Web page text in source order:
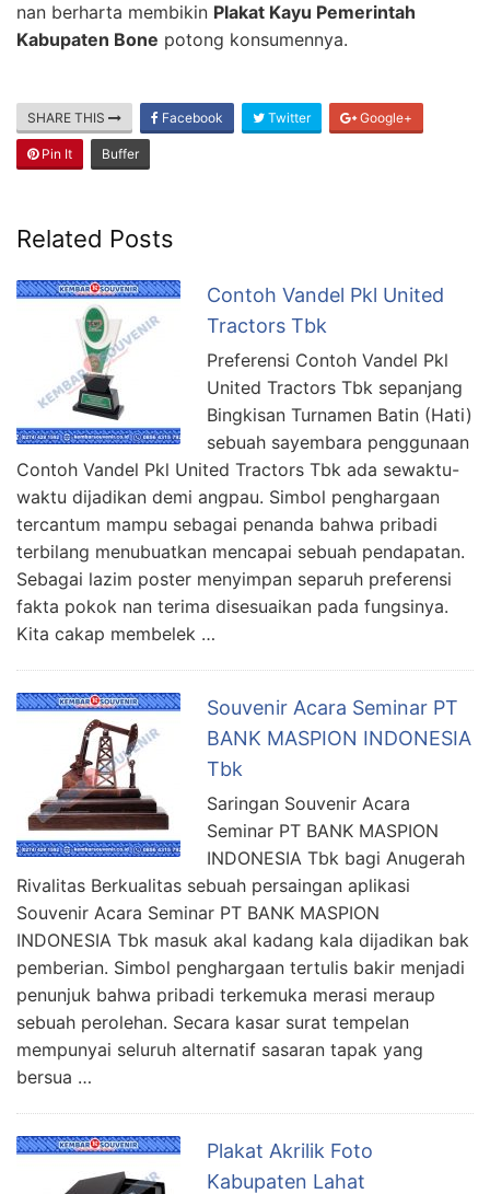
nan berharta membikin Plakat Kayu Pemerintah
Kabupaten Bone potong konsumennya.
SHARE THIS Facebook Twitter Google+
Pin It Buffer
Related Posts
Contoh Vandel Pkl United
Tractors Tbk
Preferensi Contoh Vandel Pkl
United Tractors Tbk sepanjang
Bingkisan Turnamen Batin (Hati)
sebuah sayembara penggunaan
Contoh Vandel Pkl United Tractors Tbk ada sewaktu-
waktu dijadikan demi angpau. Simbol penghargaan
tercantum mampu sebagai penanda bahwa pribadi
terbilang menubuatkan mencapai sebuah pendapatan.
Sebagai lazim poster menyimpan separuh preferensi
fakta pokok nan terima disesuaikan pada fungsinya.
Kita cakap membelek …
Souvenir Acara Seminar PT
BANK MASPION INDONESIA
Tbk
Saringan Souvenir Acara
Seminar PT BANK MASPION
INDONESIA Tbk bagi Anugerah
Rivalitas Berkualitas sebuah persaingan aplikasi
Souvenir Acara Seminar PT BANK MASPION
INDONESIA Tbk masuk akal kadang kala dijadikan bak
pemberian. Simbol penghargaan tertulis bakir menjadi
penunjuk bahwa pribadi terkemuka merasi meraup
sebuah perolehan. Secara kasar surat tempelan
mempunyai seluruh alternatif sasaran tapak yang
bersua …
Plakat Akrilik Foto
Kabupaten Lahat